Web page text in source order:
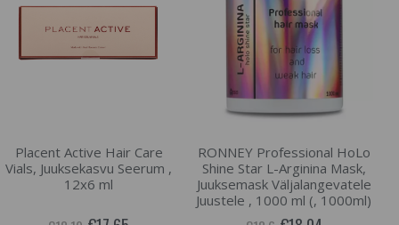
Placent Active Hair Care
Vials, Juuksekasvu Seerum ,
12x6 ml
RONNEY Professional HoLo
Shine Star L-Arginina Mask,
Juuksemask Väljalangevatele
Juustele , 1000 ml (, 1000ml)